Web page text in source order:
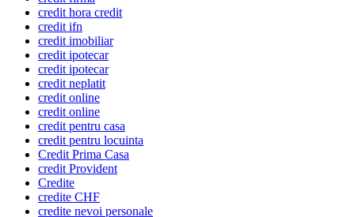
credit hora credit
credit ifn
credit imobiliar
credit ipotecar
credit ipotecar
credit neplatit
credit online
credit online
credit pentru casa
credit pentru locuinta
Credit Prima Casa
credit Provident
Credite
credite CHF
credite nevoi personale